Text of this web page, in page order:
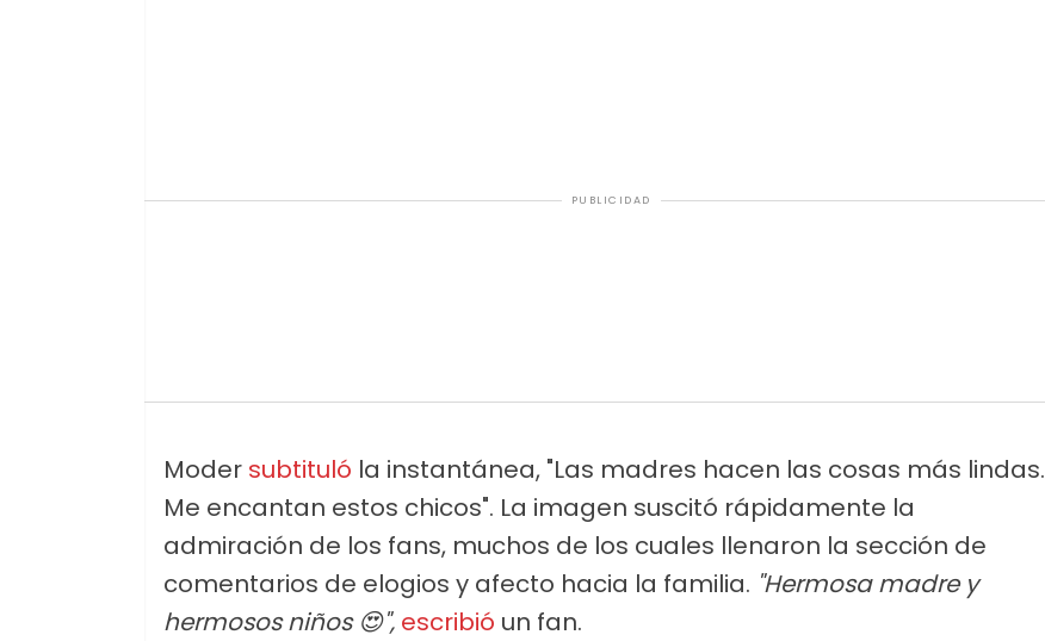
PUBLICIDAD
Moder subtituló la instantánea, "Las madres hacen las cosas más lindas.
Me encantan estos chicos". La imagen suscitó rápidamente la
admiración de los fans, muchos de los cuales llenaron la sección de
comentarios de elogios y afecto hacia la familia. "Hermosa madre y
hermosos niños 😍", escribió un fan.